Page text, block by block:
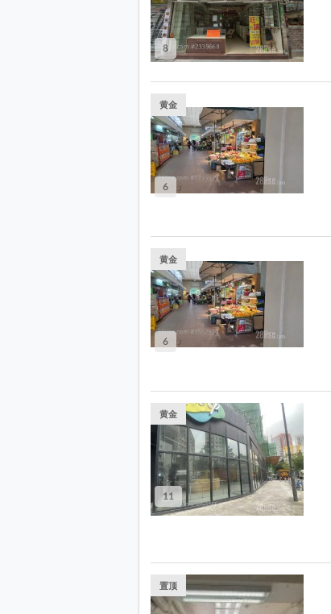
8
6
黄金
6
黄金
11
黄金
置顶